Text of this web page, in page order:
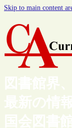
Skip to main content
図書館界
最新の情
国会図書